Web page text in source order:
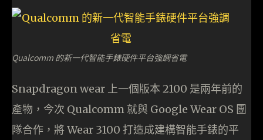
Qualcomm 的新一代智能手錶硬件平台強調省電
Snapdragon wear 上一個版本 2100 是兩年前的
產物，今次 Qualcomm 就與 Google Wear OS 團
隊合作，將 Wear 3100 打造成建構智能手錶的平